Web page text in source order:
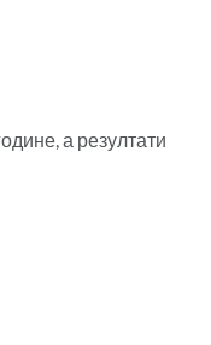
а резултати